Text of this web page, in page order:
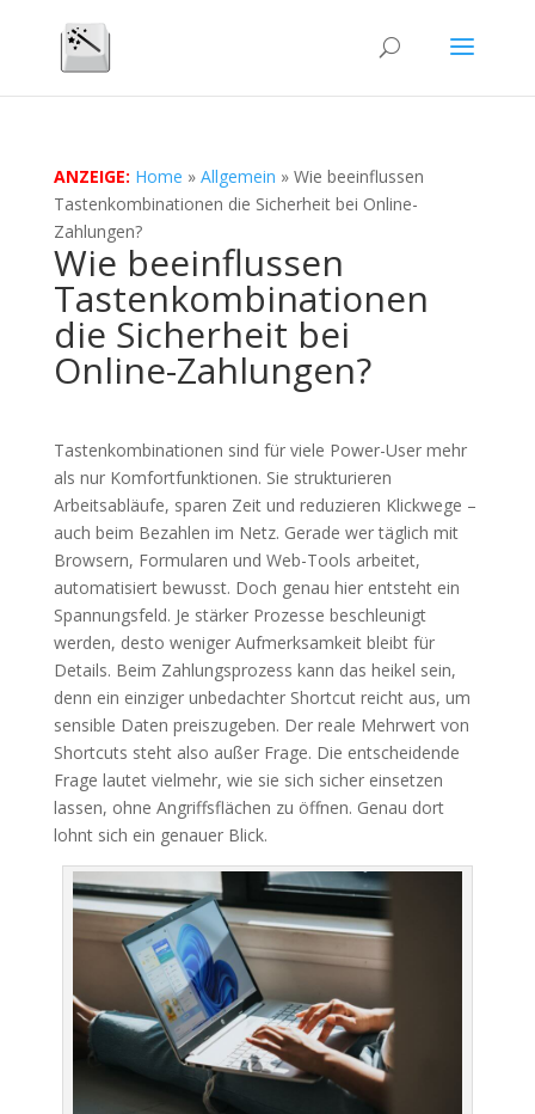
ANZEIGE: Home » Allgemein » Wie beeinflussen
Tastenkombinationen die Sicherheit bei Online-
Zahlungen?
Wie beeinflussen
Tastenkombinationen
die Sicherheit bei
Online-Zahlungen?
Tastenkombinationen sind für viele Power-User mehr
als nur Komfortfunktionen. Sie strukturieren
Arbeitsabläufe, sparen Zeit und reduzieren Klickwege –
auch beim Bezahlen im Netz. Gerade wer täglich mit
Browsern, Formularen und Web-Tools arbeitet,
automatisiert bewusst. Doch genau hier entsteht ein
Spannungsfeld. Je stärker Prozesse beschleunigt
werden, desto weniger Aufmerksamkeit bleibt für
Details. Beim Zahlungsprozess kann das heikel sein,
denn ein einziger unbedachter Shortcut reicht aus, um
sensible Daten preiszugeben. Der reale Mehrwert von
Shortcuts steht also außer Frage. Die entscheidende
Frage lautet vielmehr, wie sie sich sicher einsetzen
lassen, ohne Angriffsflächen zu öffnen. Genau dort
lohnt sich ein genauer Blick.